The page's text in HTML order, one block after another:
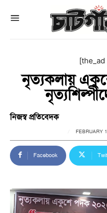
নৃত্যকলায়
নিজস্ব প্রতিবেদক
FEBRUARY
Facebook